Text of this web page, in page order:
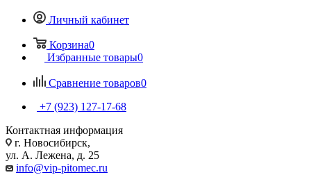
Личный кабинет
Корзина0
Избранные товары0
Сравнение товаров0
+7 (923) 127-17-68
Контактная информация
г. Новосибирск,
ул. А. Лежена, д. 25
info@vip-pitomec.ru